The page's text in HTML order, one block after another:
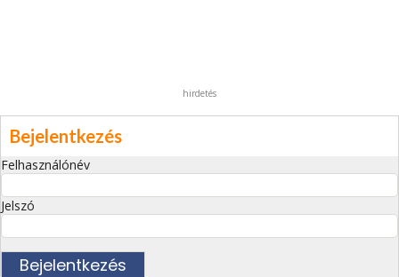
hirdetés
Bejelentkezés
Felhasználónév
Jelszó